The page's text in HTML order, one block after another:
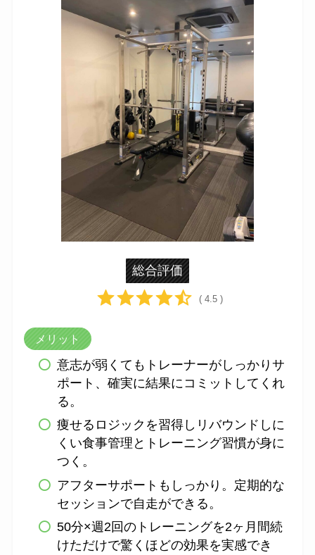
総合評価
( 4.5 )
メリット
意志が弱くてもトレーナーがしっかりサ
ポート、確実に結果にコミットしてくれ
る。
痩せるロジックを習得しリバウンドしに
くい食事管理とトレーニング習慣が身に
つく。
アフターサポートもしっかり。定期的な
セッションで自走ができる。
50分×週2回のトレーニングを2ヶ月間続
けただけで驚くほどの効果を実感でき